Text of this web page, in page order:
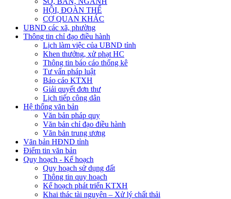
HỘI, ĐOÀN THỂ
CƠ QUAN KHÁC
UBND các xã, phường
Thông tin chỉ đạo điều hành
Lịch làm việc của UBND tỉnh
Khen thưởng, xử phạt HC
Thông tin báo cáo thống kê
Tư vấn pháp luật
Báo cáo KTXH
Giải quyết đơn thư
Lịch tiếp công dân
Hệ thống văn bản
Văn bản pháp quy
Văn bản chỉ đạo điều hành
Văn bản trung ương
Văn bản HĐND tỉnh
Điểm tin văn bản
Quy hoạch - Kế hoạch
Quy hoạch sử dụng đất
Thông tin quy hoạch
Kế hoạch phát triển KTXH
Khai thác tài nguyên – Xử lý chất thải